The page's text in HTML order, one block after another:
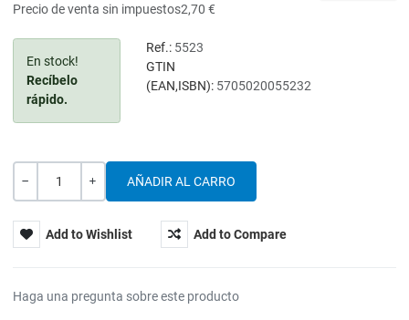
Precio de venta sin impuestos2,70 €
En stock!
Recíbelo
rápido.
Ref.: 5523
GTIN
(EAN,ISBN): 5705020055232
Cantidad
Add to Wishlist Add to Compare
Haga una pregunta sobre este producto